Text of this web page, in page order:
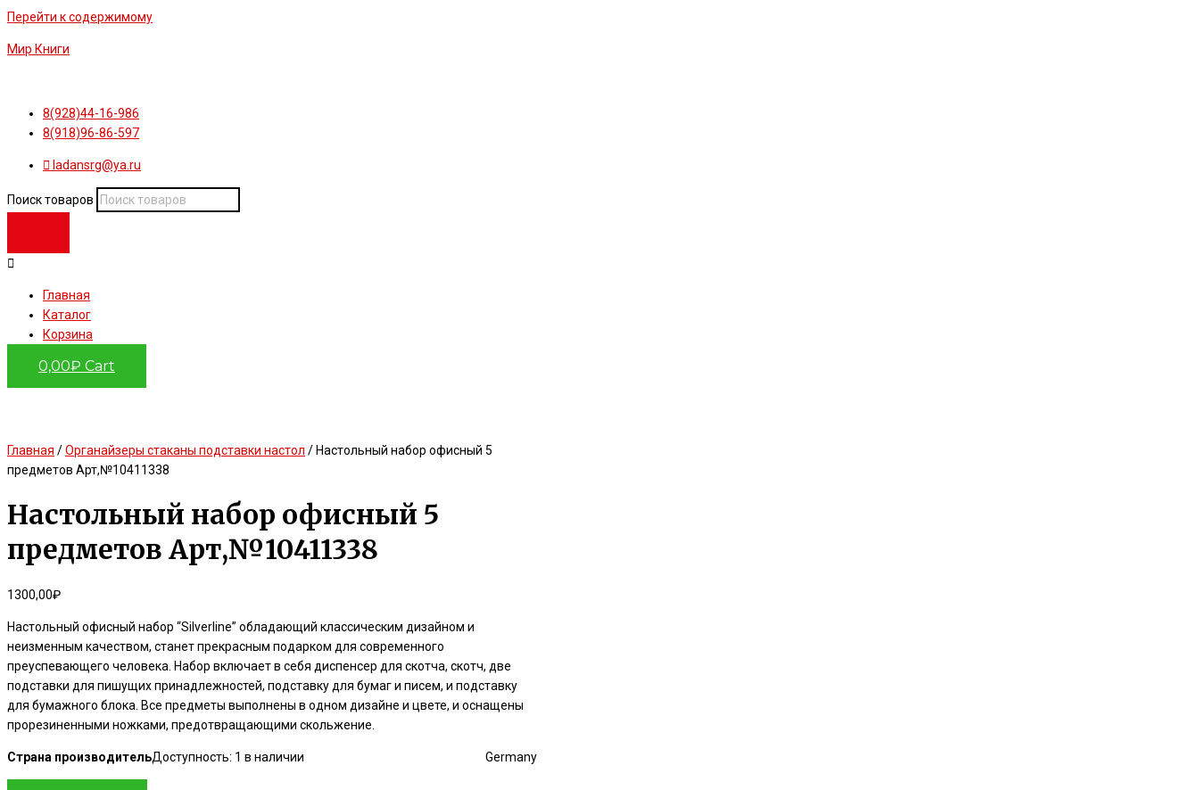
Перейти к содержимому
Мир Книги
8(928)44-16-986
8(918)96-86-597
ladansrg@ya.ru
Поиск товаров
Главная
Каталог
Корзина
0,00₽ Cart
Главная /Органайзеры стаканы подставки настол / Настольный набор офисный 5
предметов Арт,№10411338
Настольный набор офисный 5
предметов Арт,№10411338
1300,00₽
Настольный офисный набор “Silverline” обладающий классическим дизайном и
неизменным качеством, станет прекрасным подарком для современного
преуспевающего человека. Набор включает в себя диспенсер для скотча, скотч, две
подставки для пишущих принадлежностей, подставку для бумаг и писем, и подставку
для бумажного блока. Все предметы выполнены в одном дизайне и цвете, и оснащены
прорезиненными ножками, предотвращающими скольжение.
Страна производитель Germany
Доступность: 1 в наличии